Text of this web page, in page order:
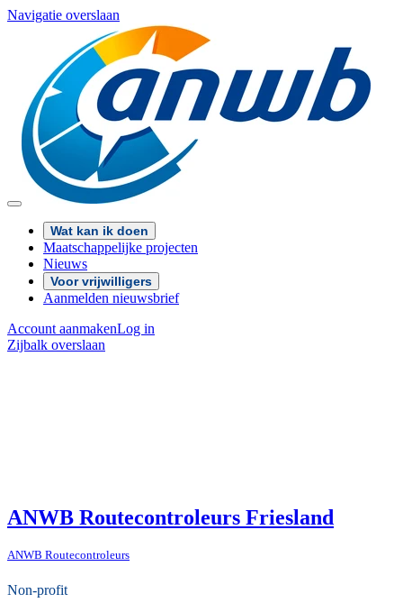
Navigatie overslaan
Wat kan ik doen
Maatschappelijke projecten
Nieuws
Voor vrijwilligers
Aanmelden nieuwsbrief
Account aanmakenLog in
Zijbalk overslaan
ANWB Routecontroleurs Friesland
ANWB Routecontroleurs
Non-profit